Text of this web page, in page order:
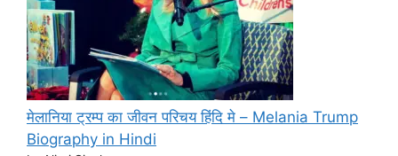
मेलानिया ट्रम्प का जीवन परिचय हिंदि मे – Melania Trump
Biography in Hindi